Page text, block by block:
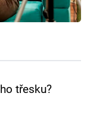
třesku?